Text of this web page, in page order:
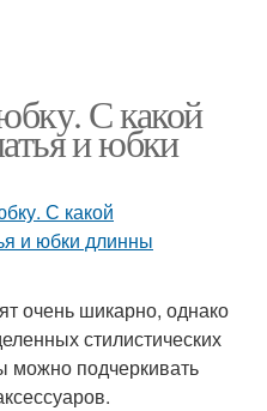
С какой
и юбки
очень шикарно, однако
стилистических
можно подчеркивать